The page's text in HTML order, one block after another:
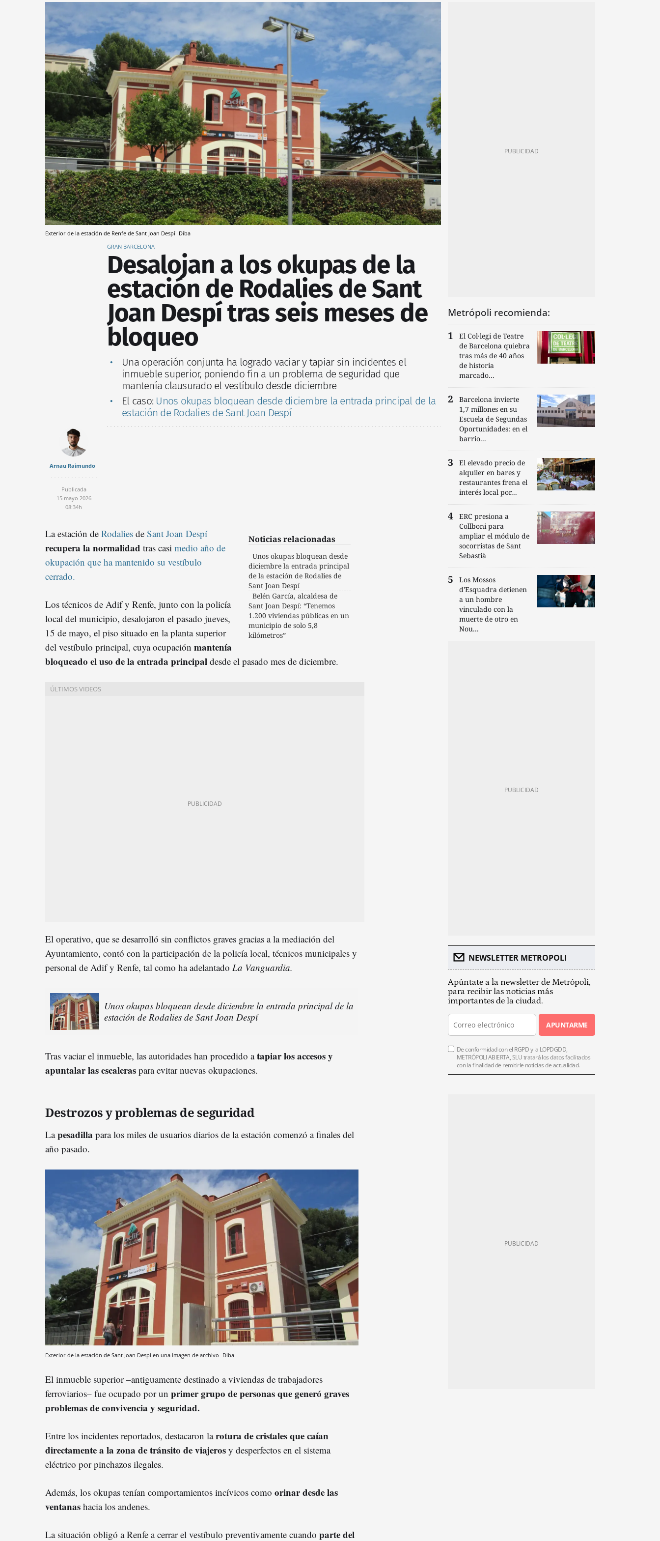
Exterior de la estación de Renfe de Sant Joan Despí Diba
GRAN BARCELONA
Desalojan a los okupas de la
estación de Rodalies de Sant
Joan Despí tras seis meses de
bloqueo
Una operación conjunta ha logrado vaciar y tapiar sin incidentes el
inmueble superior, poniendo fin a un problema de seguridad que
mantenía clausurado el vestíbulo desde diciembre
El caso: Unos okupas bloquean desde diciembre la entrada principal de la
estación de Rodalies de Sant Joan Despí
Arnau Raimundo
Publicada
15 mayo 2026
08:34h
Noticias relacionadas
Unos okupas bloquean desde
diciembre la entrada principal
de la estación de Rodalies de
Sant Joan Despí
Belén García, alcaldesa de
Sant Joan Despí: “Tenemos
1.200 viviendas públicas en un
municipio de solo 5,8
kilómetros”
La estación de Rodalies de Sant Joan Despí
recupera la normalidad tras casi medio año de
okupación que ha mantenido su vestíbulo
cerrado.
Los técnicos de Adif y Renfe, junto con la policía
local del municipio, desalojaron el pasado jueves,
15 de mayo, el piso situado en la planta superior
del vestíbulo principal, cuya ocupación mantenía
bloqueado el uso de la entrada principal desde el pasado mes de diciembre.
El operativo, que se desarrolló sin conflictos graves gracias a la mediación del
Ayuntamiento, contó con la participación de la policía local, técnicos municipales y
personal de Adif y Renfe, tal como ha adelantado La Vanguardia.
Unos okupas bloquean desde diciembre la entrada principal de la
estación de Rodalies de Sant Joan Despí
Tras vaciar el inmueble, las autoridades han procedido atapiar los accesos y
apuntalar las escaleras para evitar nuevas okupaciones.
Destrozos y problemas de seguridad
Lapesadilla para los miles de usuarios diarios de la estación comenzó a finales del
año pasado.
Exterior de la estación de Sant Joan Despí en una imagen de archivo Diba
El inmueble superior –antiguamente destinado a viviendas de trabajadores
ferroviarios– fue ocupado por un primer grupo de personas que generó graves
problemas de convivencia y seguridad.
Entre los incidentes reportados, destacaron larotura de cristales que caían
directamente a la zona de tránsito de viajeros y desperfectos en el sistema
eléctrico por pinchazos ilegales.
Además, los okupas tenían comportamientos incívicos como orinar desde las
ventanas hacia los andenes.
La situación obligó a Renfe a cerrar el vestíbulo preventivamente cuando parte del
Metrópoli recomienda:
El Col·legi de Teatre
de Barcelona quiebra
tras más de 40 años
de historia
marcado...
Barcelona invierte
1,7 millones en su
Escuela de Segundas
Oportunidades: en el
barrio...
El elevado precio de
alquiler en bares y
restaurantes frena el
interés local por...
ERC presiona a
Collboni para
ampliar el módulo de
socorristas de Sant
Sebastià
Los Mossos
d'Esquadra detienen
a un hombre
vinculado con la
muerte de otro en
Nou...
NEWSLETTER METROPOLI
Apúntate a la newsletter de Metrópoli,
para recibir las noticias más
importantes de la ciudad.
APUNTARME
De conformidad con el RGPD y la LOPDGDD,
METRÓPOLI ABIERTA, SLU tratará los datos facilitados
con la finalidad de remitirle noticias de actualidad.